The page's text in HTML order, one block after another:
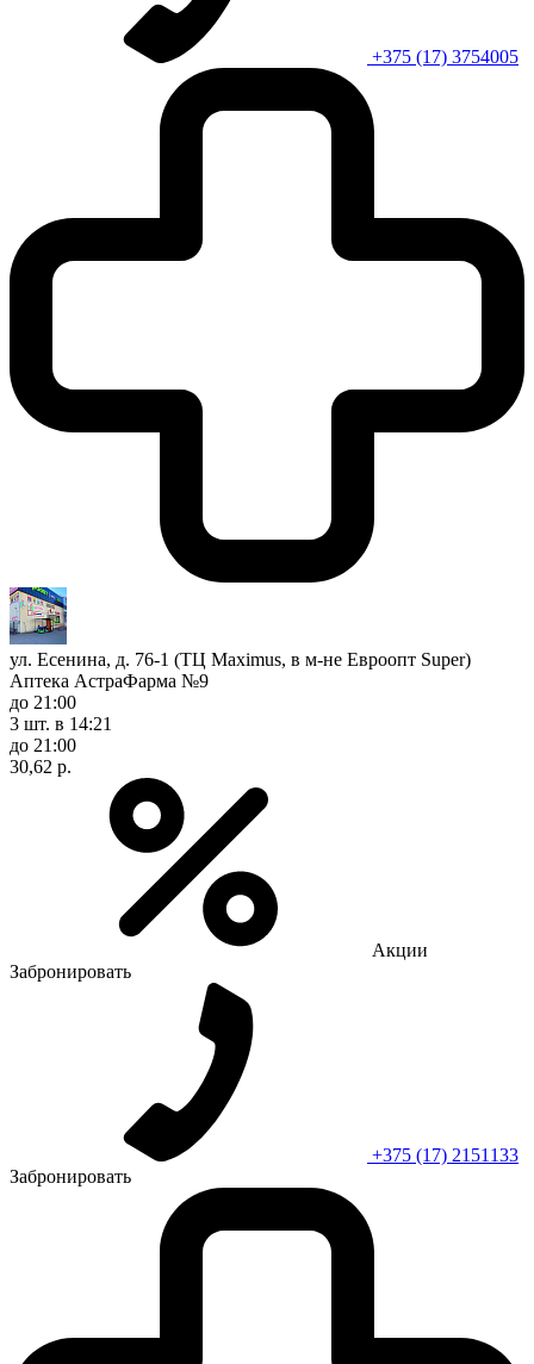
+375 (17) 3754005
ул. Есенина, д. 76-1 (ТЦ Maximus, в м-не Евроопт Super)
Аптека АстраФарма №9
до 21:00
3 шт. в 14:21
до 21:00
30,62 р.
Акции
Забронировать
+375 (17) 2151133
Забронировать